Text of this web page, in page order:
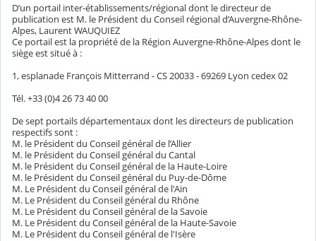
D’un portail inter-établissements/régional dont le directeur de
publication est M. le Président du Conseil régional d’Auvergne-Rhône-
Alpes, Laurent WAUQUIEZ
Ce portail est la propriété de la Région Auvergne-Rhône-Alpes dont le
siège est situé à :
1, esplanade François Mitterrand - CS 20033 - 69269 Lyon cedex 02
Tél. +33 (0)4 26 73 40 00
De sept portails départementaux dont les directeurs de publication
respectifs sont :
M. le Président du Conseil général de l’Allier
M. le Président du Conseil général du Cantal
M. le Président du Conseil général de la Haute-Loire
M. le Président du Conseil général du Puy-de-Dôme
M. Le Président du Conseil général de l'Ain
M. Le Président du Conseil général du Rhône
M. Le Président du Conseil général de la Savoie
M. Le Président du Conseil général de la Haute-Savoie
M. Le Président du Conseil général de l'Isère